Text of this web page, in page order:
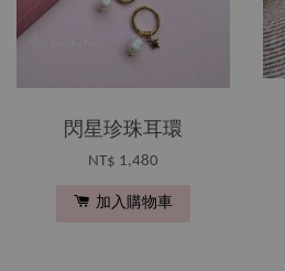
閃星珍珠耳環
NT$ 1,480
加入購物車